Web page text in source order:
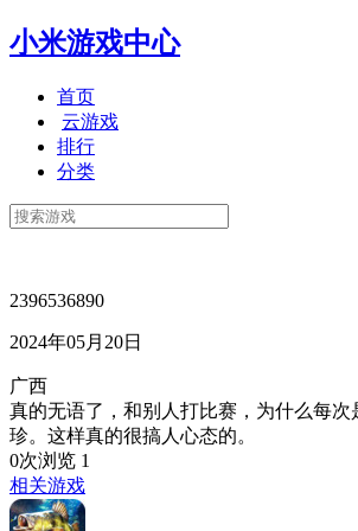
小米游戏中心
首页
云游戏
排行
分类
2396536890
2024年05月20日
广西
真的无语了，和别人打比赛，为什么每次
珍。这样真的很搞人心态的。
0次浏览 1
相关游戏